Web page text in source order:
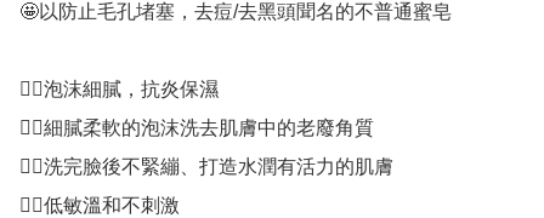
🤩以防止毛孔堵塞，去痘/去黑頭聞名的不普通蜜皂
👍🏻泡沫細膩，抗炎保濕
👍🏻細膩柔軟的泡沫洗去肌膚中的老廢角質
👍🏻洗完臉後不緊繃、打造水潤有活力的肌膚
👍🏻低敏溫和不刺激